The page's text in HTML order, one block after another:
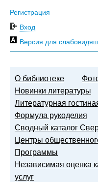
Регистрация
Вход
Версия для
О библиотеке
Новинки литературы
Литературная
Формула рукоделия
Сводный каталог
Центры
Программы
Независимая оценка
услуг